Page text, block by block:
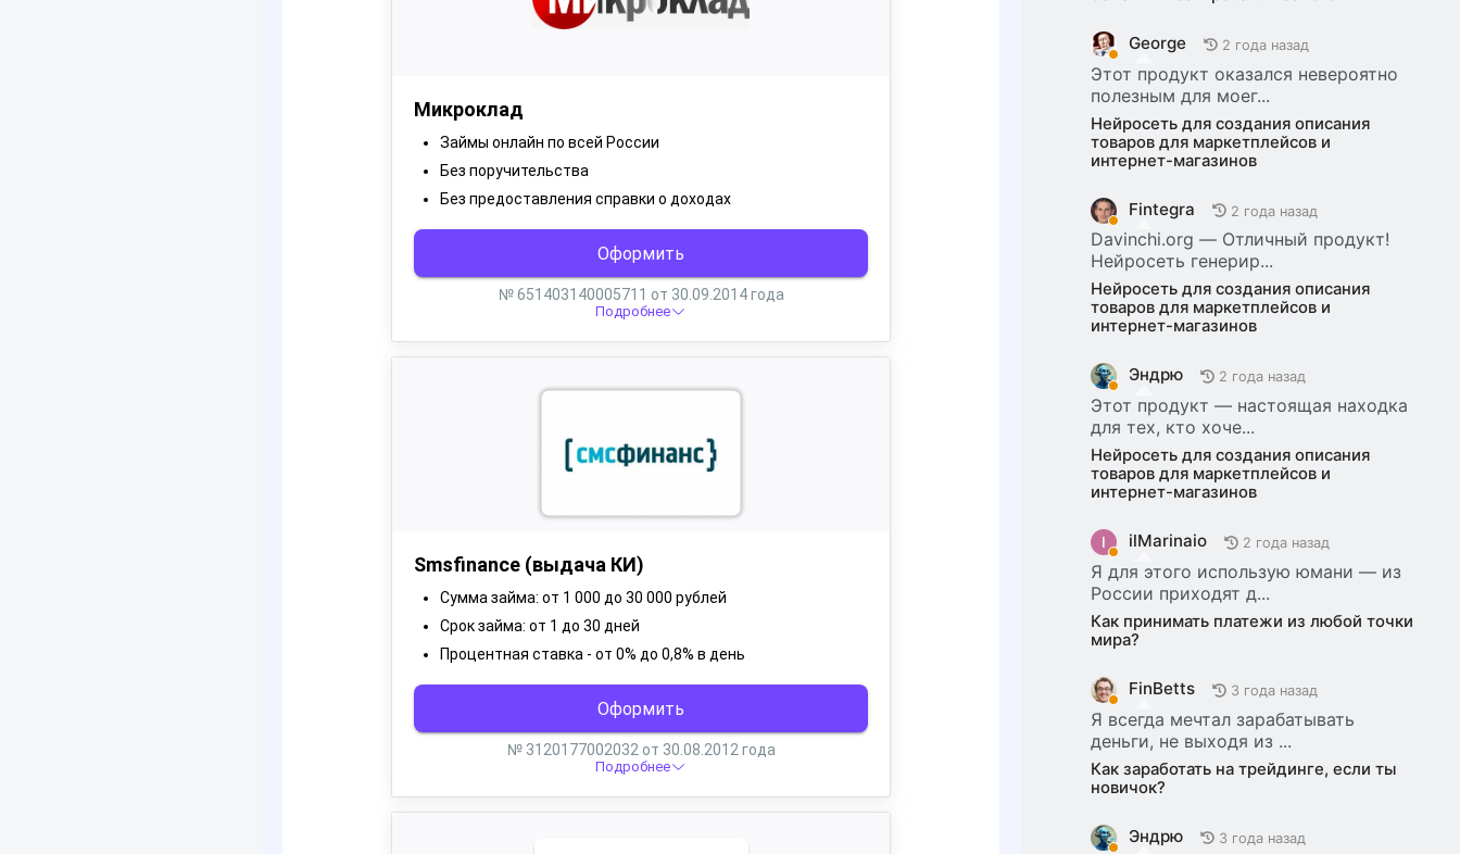
George 2 года назад
Этот продукт оказался невероятно
полезным для моег...
Нейросеть для создания описания
товаров для маркетплейсов и
интернет-магазинов
Fintegra 2 года назад
Davinchi.org — Отличный продукт!
Нейросеть генерир...
Нейросеть для создания описания
товаров для маркетплейсов и
интернет-магазинов
Эндрю 2 года назад
Этот продукт — настоящая находка
для тех, кто хоче...
Нейросеть для создания описания
товаров для маркетплейсов и
интернет-магазинов
I ilMarinaio 2 года назад
Я для этого использую юмани — из
России приходят д...
Как принимать платежи из любой точки
мира?
FinBetts 3 года назад
Я всегда мечтал зарабатывать
деньги, не выходя из ...
Как заработать на трейдинге, если ты
новичок?
Эндрю 3 года назад